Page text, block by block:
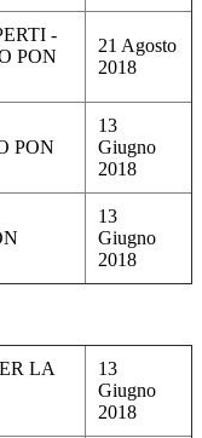
-
PON
21 Agosto
2018
PON
13
Giugno
2018
13
Giugno
2018
LA
13
Giugno
2018